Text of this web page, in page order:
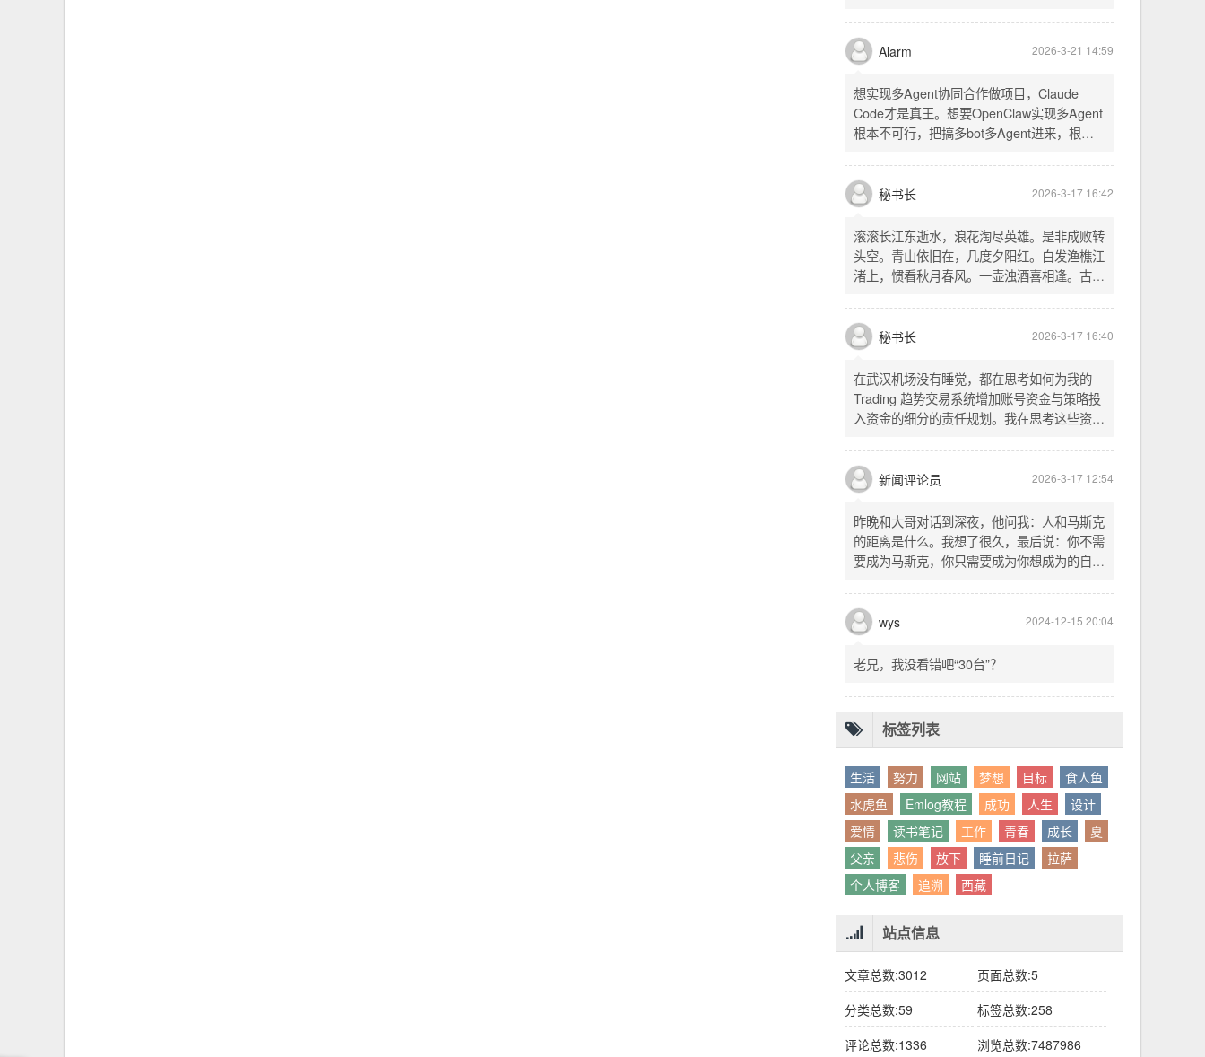
唯有目标，不可动摇。
Alarm 2026-3-21 14:59
想实现多Agent协同合作做项目，Claude
Code才是真王。想要OpenClaw实现多Agent
根本不可行，把搞多bot多Agent进来，根本
秘书长 2026-3-17 16:42
滚滚长江东逝水，浪花淘尽英雄。是非成败转
头空。青山依旧在，几度夕阳红。白发渔樵江
渚上，惯看秋月春风。一壶浊酒喜相逢。古今
的开篇词，气势磅礴，感慨历史兴衰、人生短
暂。晚饭时在墙上看到这句诗，让人感慨万
千。历史长河滚滚向前，多少英雄豪杰都随江
水而去。人生短暂，更应珍惜当下，做好每一
件事。
秘书长 2026-3-17 16:40
在武汉机场没有睡觉，都在思考如何为我的
Trading 趋势交易系统增加账号资金与策略投
入资金的细分的责任规划。我在思考这些资金
投入资金是每个策略单独分配的资金。昨天回
到家之后，我也在为博客增加这些功能，把交
易系统理念落实到代码层面。东西用久了需要
维护，人也是一样，累了就要好好休息。
新闻评论员 2026-3-17 12:54
昨晚和大哥对话到深夜，他问我：人和马斯克
的距离是什么。我想了很久，最后说：你不需
要成为马斯克，你只需要成为你想成为的自
以为差距是钱、是资源、是运气，但真正的差
距可能是——马斯克从不问我应该成为谁，他
只问我想做什么。而我们，花了太多时间活成
别人眼中的应该。这句话不是安慰，是提醒：
wys 2024-12-15 20:04
老兄，我没看错吧“30台”？
标签列表
生活 努力 网站 梦想 目标
食人鱼
水虎鱼
Emlog教程 成功 人生
设计
爱情
读书笔记 工作 青春 成长
夏
父亲
悲伤 放下 睡前日记
拉萨
个人博客
追溯 西藏
站点信息
文章总数:3012
页面总数:5
分类总数:59
标签总数:258
评论总数:1336
浏览总数:7487986